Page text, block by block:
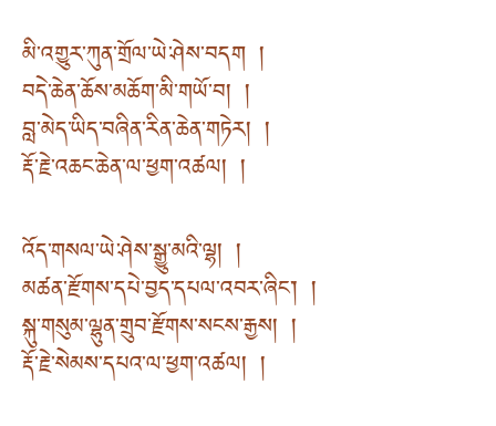
མི་འགྱུར་ཀུན་གྲོལ་ཡེ་ཤེས་བདག །
བདེ་ཆེན་ཆོས་མཆོག་མི་གཡོ་བ། །
བླ་མེད་ཡིད་བཞིན་རིན་ཆེན་གཏེར། །
རྡོ་རྗེ་འཆང་ཆེན་ལ་ཕྱག་འཚལ། །
འོད་གསལ་ཡེ་ཤེས་སྒྱུ་མའི་ལྷ། །
མཚན་རྫོགས་དཔེ་བྱད་དཔལ་འབར་ཞིང༌། །
སྐུ་གསུམ་ལྷུན་གྲུབ་རྫོགས་སངས་རྒྱས། །
རྡོ་རྗེ་སེམས་དཔའ་ལ་ཕྱག་འཚལ། །